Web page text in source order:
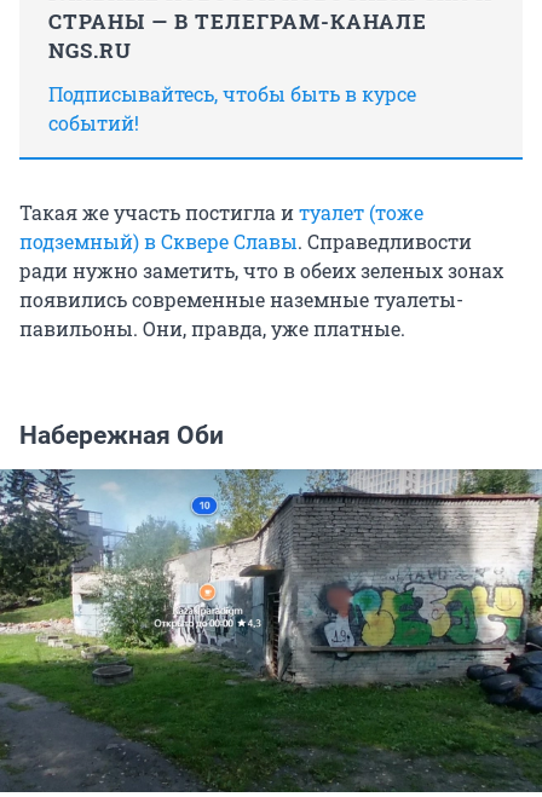
СТРАНЫ — В ТЕЛЕГРАМ-КАНАЛЕ
NGS.RU
Подписывайтесь, чтобы быть в курсе
событий!
Такая же участь постигла итуалет (тоже
подземный) в Сквере Славы. Справедливости
ради нужно заметить, что в обеих зеленых зонах
появились современные наземные туалеты-
павильоны. Они, правда, уже платные.
Набережная Оби